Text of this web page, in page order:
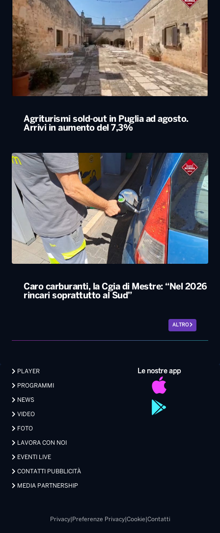
Agriturismi sold-out in Puglia ad agosto.
Arrivi in aumento del 7,3%
Caro carburanti, la Cgia di Mestre: “Nel 2026
rincari soprattutto al Sud”
ALTRO
Le nostre app
PLAYER
PROGRAMMI
NEWS
VIDEO
FOTO
LAVORA CON NOI
EVENTI LIVE
CONTATTI PUBBLICITÀ
MEDIA PARTNERSHIP
Privacy| Preferenze Privacy| Cookie Contatti